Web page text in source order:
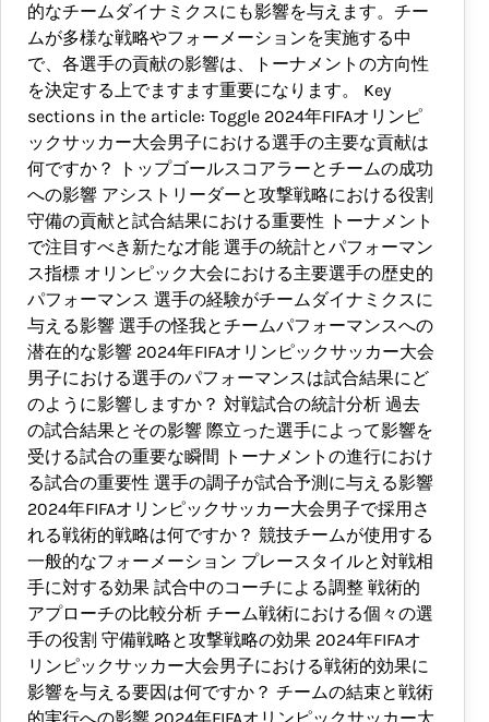
的なチームダイナミクスにも影響を与えます。チー
ムが多様な戦略やフォーメーションを実施する中
で、各選手の貢献の影響は、トーナメントの方向性
を決定する上でますます重要になります。 Key
sections in the article: Toggle 2024年FIFAオリンピ
ックサッカー大会男子における選手の主要な貢献は
何ですか？ トップゴールスコアラーとチームの成功
への影響 アシストリーダーと攻撃戦略における役割
守備の貢献と試合結果における重要性 トーナメント
で注目すべき新たな才能 選手の統計とパフォーマン
ス指標 オリンピック大会における主要選手の歴史的
パフォーマンス 選手の経験がチームダイナミクスに
与える影響 選手の怪我とチームパフォーマンスへの
潜在的な影響 2024年FIFAオリンピックサッカー大会
男子における選手のパフォーマンスは試合結果にど
のように影響しますか？ 対戦試合の統計分析 過去
の試合結果とその影響 際立った選手によって影響を
受ける試合の重要な瞬間 トーナメントの進行におけ
る試合の重要性 選手の調子が試合予測に与える影響
2024年FIFAオリンピックサッカー大会男子で採用さ
れる戦術的戦略は何ですか？ 競技チームが使用する
一般的なフォーメーション プレースタイルと対戦相
手に対する効果 試合中のコーチによる調整 戦術的
アプローチの比較分析 チーム戦術における個々の選
手の役割 守備戦略と攻撃戦略の効果 2024年FIFAオ
リンピックサッカー大会男子における戦術的効果に
影響を与える要因は何ですか？ チームの結束と戦術